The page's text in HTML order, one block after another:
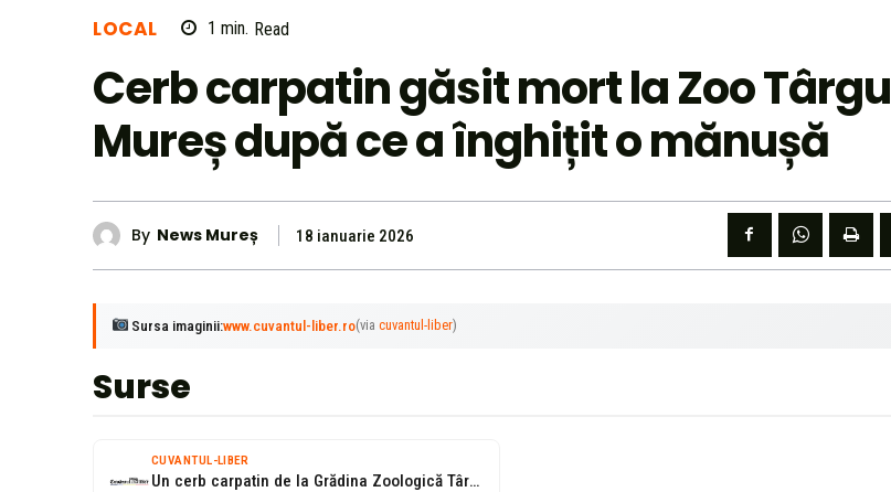
LOCAL 1 min. Read
Cerb carpatin găsit mort la Zoo Târgu
Mureș după ce a înghițit o mănușă
By News Mureș 18 ianuarie 2026
Sursa imaginii:www.cuvantul-liber.ro(viacuvantul-liber)
Surse
CUVANTUL-LIBER
Un cerb carpatin de la Grădina Zoologică Târgu Mureş, găsit mort după...